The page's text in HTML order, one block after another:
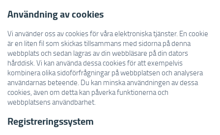
Användning av cookies
Vi använder oss av cookies för våra elektroniska tjänster. En cookie
är en liten fil som skickas tillsammans med sidorna på denna
webbplats och sedan lagras av din webbläsare på din dators
hårddisk. Vi kan använda dessa cookies för att exempelvis
kombinera olika sidoförfrågningar på webbplatsen och analysera
användarnas beteende. Du kan minska användningen av dessa
cookies, även om detta kan påverka funktionerna och
webbplatsens användbarhet.
Registreringssystem